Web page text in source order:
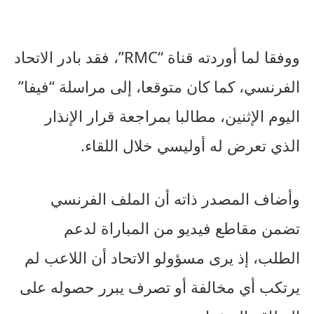
ووفقا لما أوردته قناة “RMC”، فقد بادر الاتحاد
الفرنسي، كما كان متوقعا، إلى مراسلة “فيفا”
اليوم الإثنين، مطالبا بمراجعة قرار الإنذار
الذي تعرض له أوليسي خلال اللقاء.
وأضاف المصدر ذاته أن الملف الفرنسي
تضمن مقاطع فيديو من المباراة لدعم
الطلب، إذ يرى مسؤولو الاتحاد أن اللاعب لم
يرتكب أي مخالفة أو تصرف يبرر حصوله على